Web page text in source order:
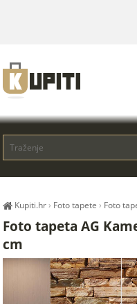
Kupiti.hr› Foto tapete › Foto
Foto tapeta AG
cm